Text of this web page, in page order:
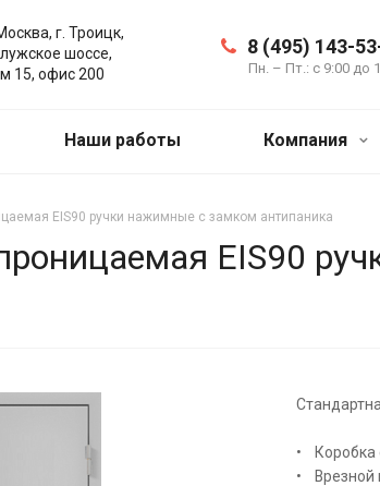
8 (495) 143-
Пн. – Пт.: с 9:00 до
г. Троицк,
шоссе,
15, офис 200
Наши работы Компания
EIS90 ручки нажимные с замком антипаника
EIS90
• Коробка
• Врезной